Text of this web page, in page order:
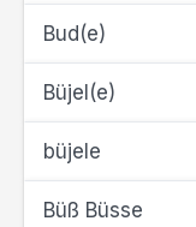
Bud(e)
Büjel(e)
büjele
Büß Büsse